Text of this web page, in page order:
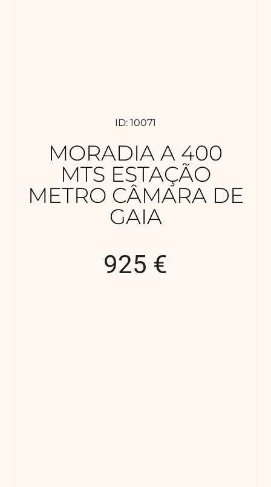
ID: 10071
MORADIA A 400
MTS ESTAÇÃO
METRO CÂMARA DE
GAIA
925 €